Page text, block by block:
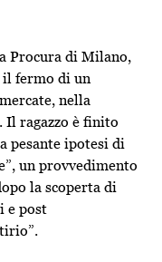
Procura di Milano,
il fermo di un
nella
Il ragazzo è finito
pesante ipotesi di
un provvedimento
la scoperta di
e post